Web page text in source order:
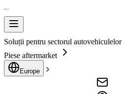
Soluții pentru sectorul autovehiculelor
Piese aftermarket
Europe